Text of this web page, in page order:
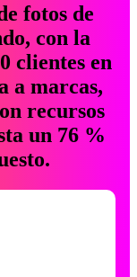
fotos de
con la
clientes en
a marcas,
recursos
un 76 %